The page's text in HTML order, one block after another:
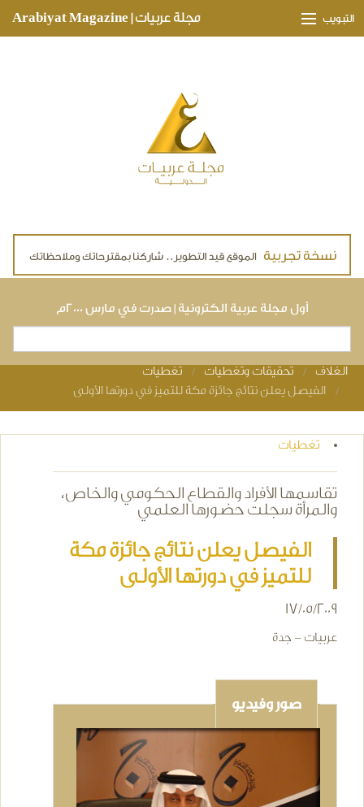
مجلة عربيات | Arabiyat Magazine التبويب
أول مجلة عربية الكترونية | صدرت في مارس ٢٠٠٠م
You are here
الغلاف تحقيقات وتغطيات
تغطيات
الفيصل يعلن نتائج جائزة مكة للتميز في دورتها الأولى
تغطيات
تقاسمها الأفراد والقطاع الحكومي والخاص،
والمرأة سجلت حضورها العلمي
الفيصل يعلن نتائج جائزة مكة
للتميز في دورتها الأولى
17/05/2009
عربيات - جدة
صور وفيديو